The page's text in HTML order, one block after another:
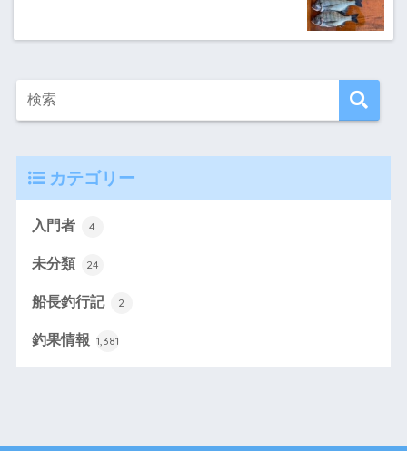
カテゴリー
入門者 4
未分類 24
船長釣行記 2
釣果情報 1,381